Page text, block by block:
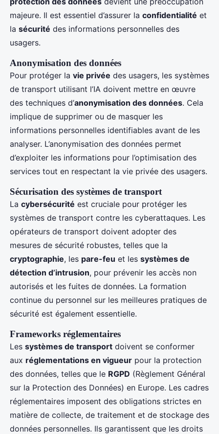
majeure. Il est essentiel d’assurer la confidentialité et
la sécurité des informations personnelles des
usagers.
Anonymisation des données
Pour protéger la vie privée des usagers, les systèmes
de transport utilisant l’IA doivent mettre en œuvre
des techniques d’anonymisation des données. Cela
implique de supprimer ou de masquer les
informations personnelles identifiables avant de les
analyser. L’anonymisation des données permet
d’exploiter les informations pour l’optimisation des
services tout en respectant la vie privée des usagers.
Sécurisation des systèmes de transport
La cybersécurité est cruciale pour protéger les
systèmes de transport contre les cyberattaques. Les
opérateurs de transport doivent adopter des
mesures de sécurité robustes, telles que la
cryptographie, les pare-feu et les systèmes de
détection d’intrusion, pour prévenir les accès non
autorisés et les fuites de données. La formation
continue du personnel sur les meilleures pratiques de
sécurité est également essentielle.
Frameworks réglementaires
Les systèmes de transport doivent se conformer
aux réglementations en vigueur pour la protection
des données, telles que le RGPD (Règlement Général
sur la Protection des Données) en Europe. Les cadres
réglementaires imposent des obligations strictes en
matière de collecte, de traitement et de stockage des
données personnelles. Ils garantissent que les droits